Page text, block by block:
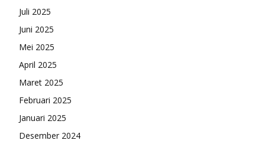
Juli 2025
Juni 2025
Mei 2025
April 2025
Maret 2025
Februari 2025
Januari 2025
Desember 2024